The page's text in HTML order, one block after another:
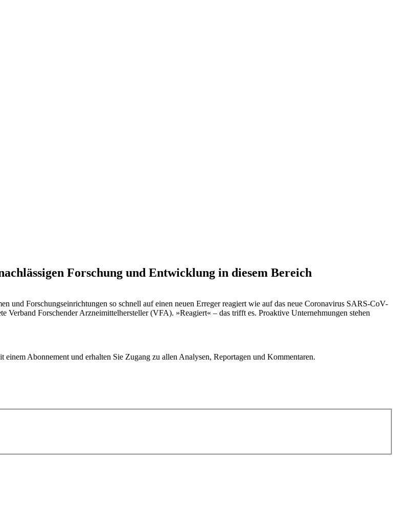
Forschung und Entwicklung in diesem Bereich
und Forschungseinrichtungen so schnell auf einen neuen Erreger reagiert wie auf das neue Coronavirus SARS-CoV-
Forschender Arzneimittelhersteller (VFA). »Reagiert« – das trifft es. Proaktive Unternehmungen stehen
Abonnement und erhalten Sie Zugang zu allen Analysen, Reportagen und Kommentaren.